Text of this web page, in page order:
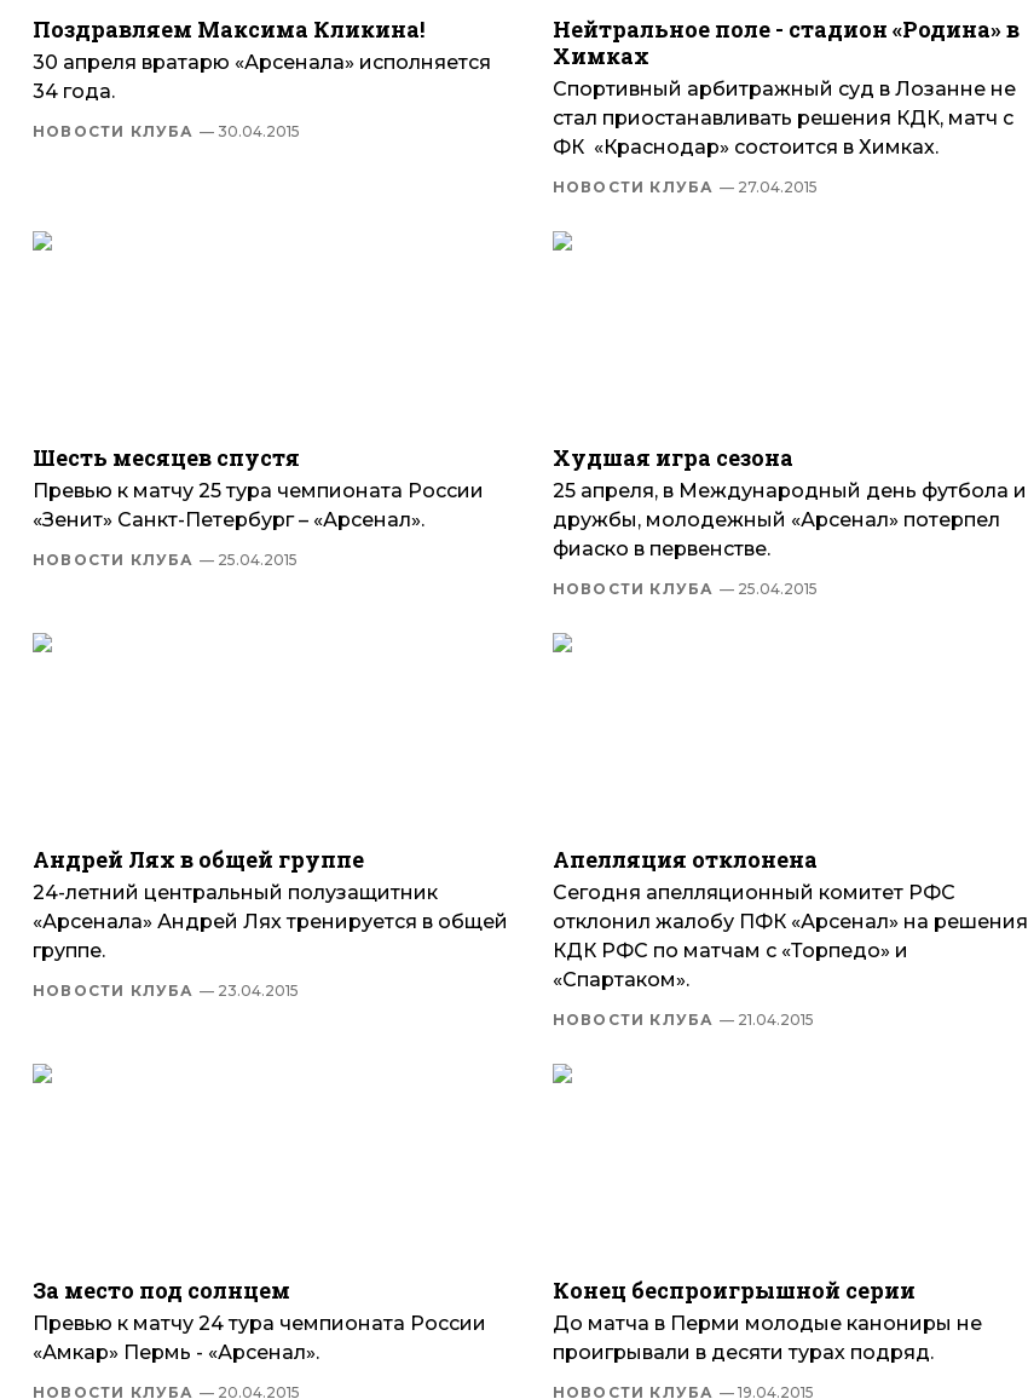
Поздравляем Максима Кликина!
30 апреля вратарю «Арсенала» исполняется
34 года.
НОВОСТИ КЛУБА — 30.04.2015
Нейтральное поле - стадион «Родина» в
Химках
Спортивный арбитражный суд в Лозанне не
стал приостанавливать решения КДК, матч с
ФК «Краснодар» состоится в Химках.
НОВОСТИ КЛУБА — 27.04.2015
Шесть месяцев спустя
Превью к матчу 25 тура чемпионата России
«Зенит» Санкт-Петербург – «Арсенал».
НОВОСТИ КЛУБА — 25.04.2015
Худшая игра сезона
25 апреля, в Международный день футбола и
дружбы, молодежный «Арсенал» потерпел
фиаско в первенстве.
НОВОСТИ КЛУБА — 25.04.2015
Андрей Лях в общей группе
24-летний центральный полузащитник
«Арсенала» Андрей Лях тренируется в общей
группе.
НОВОСТИ КЛУБА — 23.04.2015
Апелляция отклонена
Сегодня апелляционный комитет РФС
отклонил жалобу ПФК «Арсенал» на решения
КДК РФС по матчам с «Торпедо» и
«Спартаком».
НОВОСТИ КЛУБА — 21.04.2015
За место под солнцем
Превью к матчу 24 тура чемпионата России
«Амкар» Пермь - «Арсенал».
НОВОСТИ КЛУБА — 20.04.2015
Конец беспроигрышной серии
До матча в Перми молодые канониры не
проигрывали в десяти турах подряд.
НОВОСТИ КЛУБА — 19.04.2015